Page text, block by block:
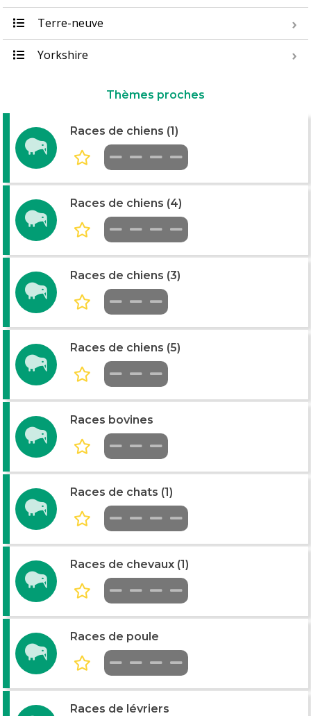
Terre-neuve
Yorkshire
Thèmes proches
Races de chiens (1)
Races de chiens (4)
Races de chiens (3)
Races de chiens (5)
Races bovines
Races de chats (1)
Races de chevaux (1)
Races de poule
Races de lévriers